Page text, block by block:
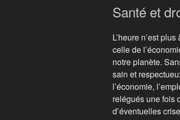
Santé et
L’heure n’est
celle de
notre planète.
sain et
l’économie,
relégués une fois
d’éventuelles